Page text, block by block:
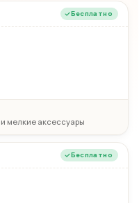
Бесплатно
и мелкие аксессуары
Бесплатно